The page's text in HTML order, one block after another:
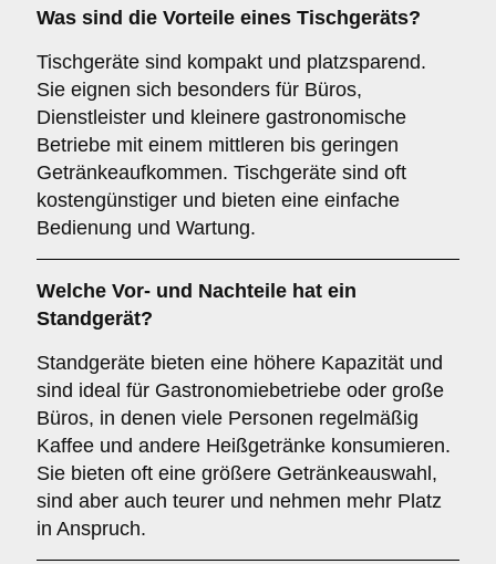
Was sind die Vorteile eines Tischgeräts?
Tischgeräte sind kompakt und platzsparend.
Sie eignen sich besonders für Büros,
Dienstleister und kleinere gastronomische
Betriebe mit einem mittleren bis geringen
Getränkeaufkommen. Tischgeräte sind oft
kostengünstiger und bieten eine einfache
Bedienung und Wartung.
Welche Vor- und Nachteile hat ein
Standgerät?
Standgeräte bieten eine höhere Kapazität und
sind ideal für Gastronomiebetriebe oder große
Büros, in denen viele Personen regelmäßig
Kaffee und andere Heißgetränke konsumieren.
Sie bieten oft eine größere Getränkeauswahl,
sind aber auch teurer und nehmen mehr Platz
in Anspruch.